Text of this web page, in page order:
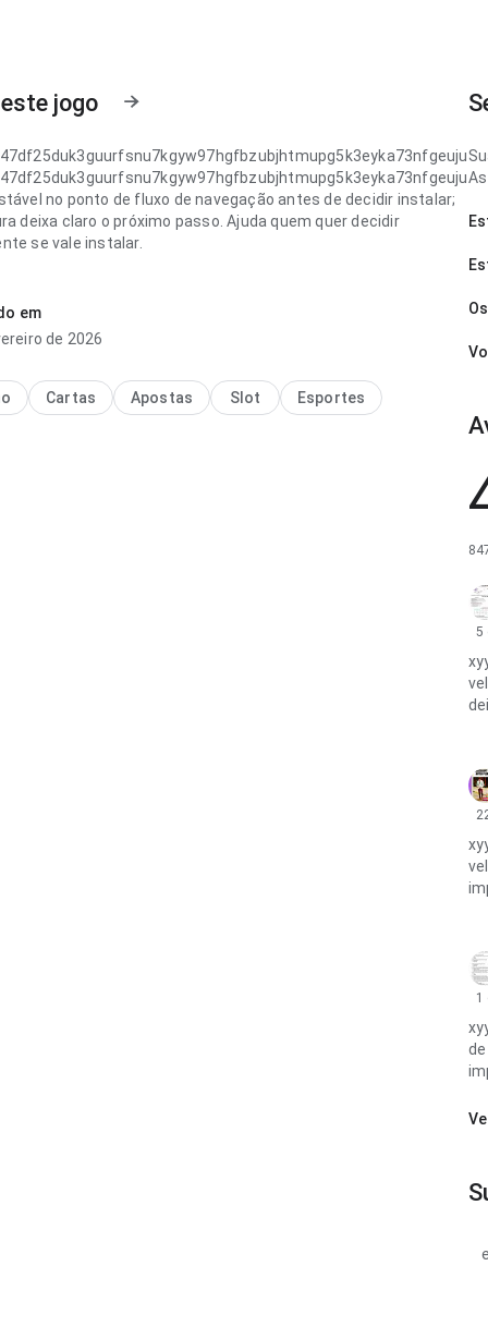
jogo
no ponto de fluxo de navegação antes de decidir instalar;
deixa claro o próximo passo. Ajuda quem quer decidir
se vale instalar.
no ponto de velocidade de carregamento ao conferir
a estrutura deixa claro o próximo passo. O resultado geral
em
de 2026
Cartas Apostas Slot Esportes
5
1